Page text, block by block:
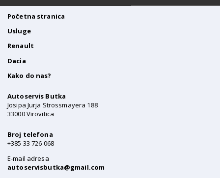
Početna stranica
Usluge
Renault
Dacia
Kako do nas?
Autoservis Butka
Josipa Jurja Strossmayera 188
33000 Virovitica
Broj telefona
+385 33 726 068
E-mail adresa
autoservisbutka@gmail.com